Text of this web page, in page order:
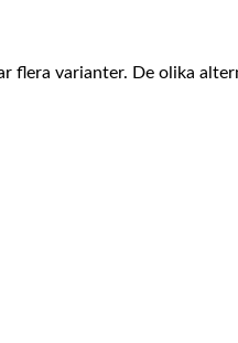
flera varianter. De olika